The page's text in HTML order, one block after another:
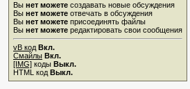
Вы нет можете создавать новые обсуждения
Вы нет можете отвечать в обсуждения
Вы нет можете присоединять файлы
Вы нет можете редактировать свои сообщения
vB код Вкл.
Смайлы Вкл.
[IMG] коды Выкл.
HTML код Выкл.